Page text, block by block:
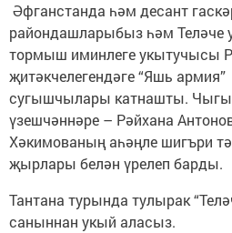
Әфганстанда һәм десант
райондашларыбыз һәм Теләче
тормыш иминлеге укытучысы
җитәкчелегендәге “Яшь
сугышчылары катнашты.
үзешчәннәре – Рәйхана
Хәкимованың аһәңле шигъри
җырлары белән үрелеп барды.
Тантана турында тулырак
саныннан укый аласыз.